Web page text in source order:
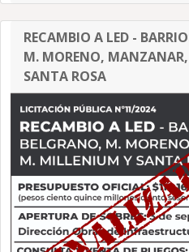
RECAMBIO A LED -
M. MORENO,
SANTA ROSA